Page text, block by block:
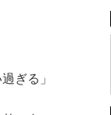
ぎる」